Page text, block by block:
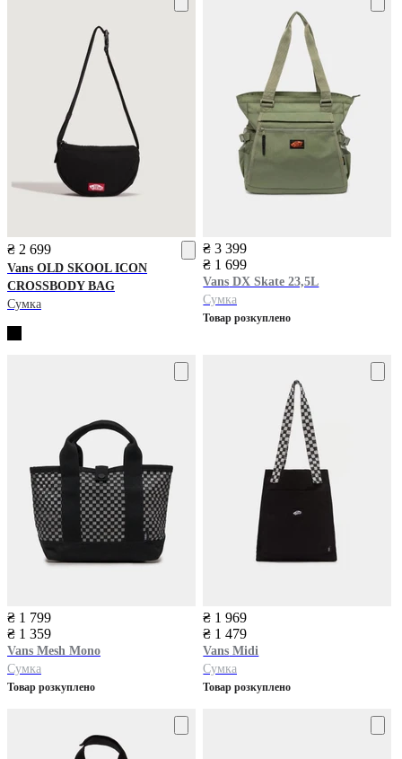
₴ 2 699
Vans OLD SKOOL ICON
CROSSBODY BAG
Сумка
₴ 3 399
₴ 1 699
Vans DX Skate 23,5L
Сумка
Товар розкуплено
₴ 1 799
₴ 1 359
Vans Mesh Mono
Сумка
Товар розкуплено
₴ 1 969
₴ 1 479
Vans Midi
Сумка
Товар розкуплено